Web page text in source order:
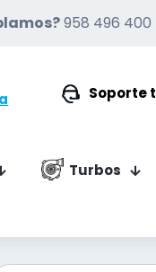
958 496 400
Soporte
Turbos